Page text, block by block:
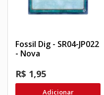
Fossil Dig - SR04-JP022
- Nova
R$ 1,95
Adicionar